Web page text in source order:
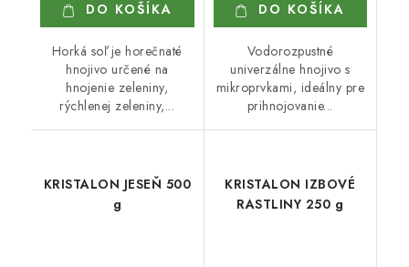
DO KOŠÍKA
Horká soľ je horečnaté
hnojivo určené na
hnojenie zeleniny,
rýchlenej zeleniny,...
DO KOŠÍKA
Vodorozpustné
univerzálne hnojivo s
mikroprvkami, ideálny pre
prihnojovanie...
KRISTALON JESEŇ 500
g
KRISTALON IZBOVÉ
RASTLINY 250 g